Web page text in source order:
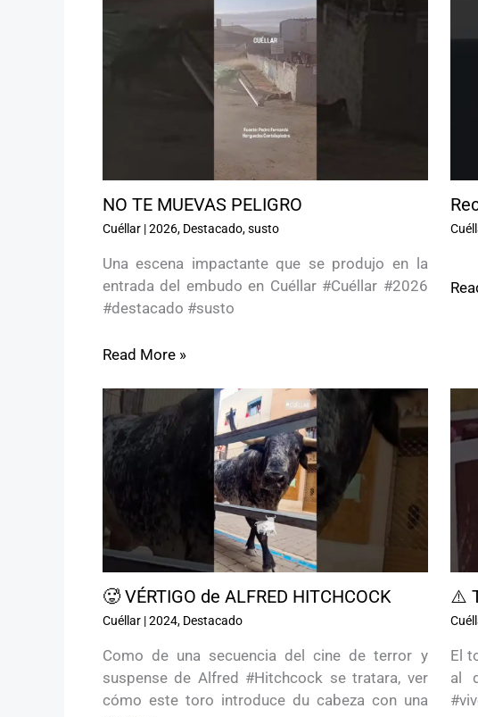
NO TE MUEVAS PELIGRO ️
Cuéllar|2026, Destacado,susto
Una escena impactante que se produjo en la
entrada del embudo en Cuéllar #Cuéllar #2026
#destacado #susto
Read More »
🥵 VÉRTIGO de ALFRED HITCHCOCK
Cuéllar|2024, Destacado
Como de una secuencia del cine de terror y
suspense de Alfred #Hitchcock se tratara, ver
cómo este toro introduce du cabeza con una
⚠️
El
al